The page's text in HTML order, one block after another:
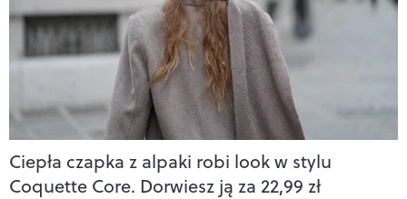
Ciepła czapka z alpaki robi look w stylu
Coquette Core. Dorwiesz ją za 22,99 zł